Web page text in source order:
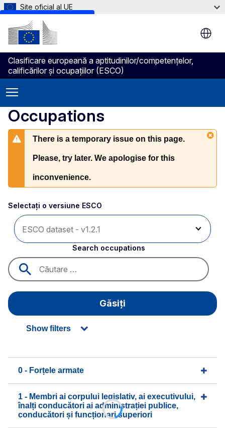
Skip to main content
Site oficial al UE
Clasificare europeană a aptitudinilor/competenţelor,
calificărilor şi ocupaţiilor (ESCO)
Occupations
There is a temporary issue on this page.
Please, try later. We apologise for this
inconvenience.
Selectați o versiune ESCO
Search occupations
Găsiți
Show filters
0 - Forțele armate
1 - Membri ai corpului legislativ, ai executivului,
înalți conducători ai administrației publice,
conducători și funcționari superiori